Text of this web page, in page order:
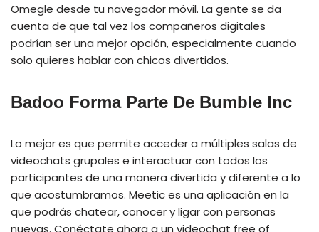
Omegle desde tu navegador móvil. La gente se da
cuenta de que tal vez los compañeros digitales
podrían ser una mejor opción, especialmente cuando
solo quieres hablar con chicos divertidos.
Badoo Forma Parte De Bumble Inc
Lo mejor es que permite acceder a múltiples salas de
videochats grupales e interactuar con todos los
participantes de una manera divertida y diferente a lo
que acostumbramos. Meetic es una aplicación en la
que podrás chatear, conocer y ligar con personas
nuevas. Conéctate ahora a un videochat free of